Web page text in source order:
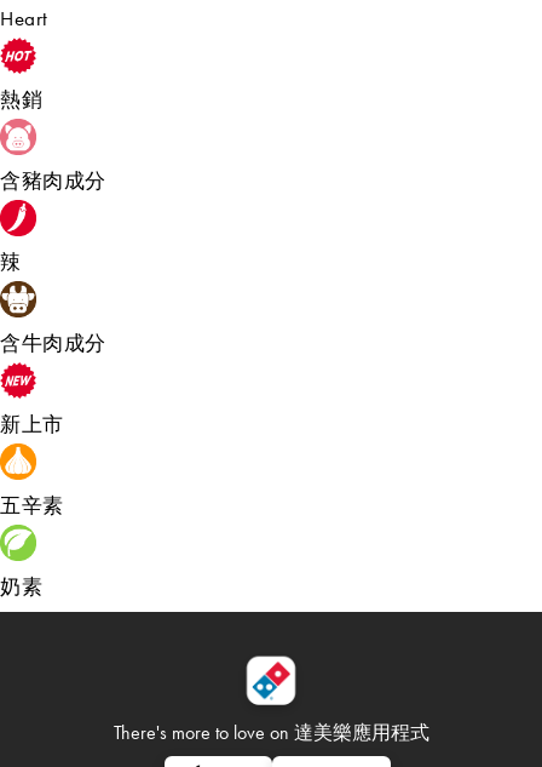
Heart
熱銷
含豬肉成分
辣
含牛肉成分
新上市
五辛素
奶素
There's more to love on 達美樂應用程式